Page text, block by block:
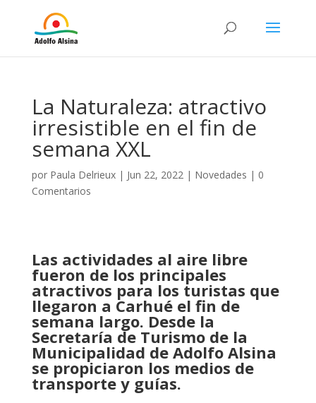
La Naturaleza: atractivo
irresistible en el fin de
semana XXL
por Paula Delrieux| Jun 22, 2022| Novedades | 0
Comentarios
Las actividades al aire libre
fueron de los principales
atractivos para los turistas que
llegaron a Carhué el fin de
semana largo. Desde la
Secretaría de Turismo de la
Municipalidad de Adolfo Alsina
se propiciaron los medios de
transporte y guías.